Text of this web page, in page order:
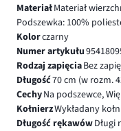
MateriałMateriał
Podszewka: 100%
Kolorczarny
Numer artykułu
Rodzaj zapięciaBez
Długość70 cm (w rozm.
CechyNa podszewce,
KołnierzWykładany
Długość rękawówDługi